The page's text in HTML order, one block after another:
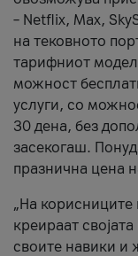
– Netflix, Max,
на тековното
тарифниот
можност
услуги, со
30 дена, без
засекогаш.
празнична цена
„На корисниците
креираат
своите навики и